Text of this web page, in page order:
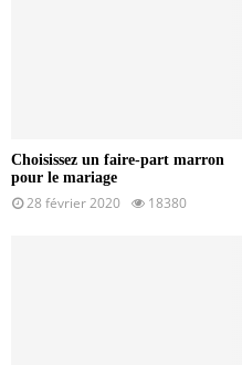
Choisissez un faire-part marron
pour le mariage
28 février 2020 18380